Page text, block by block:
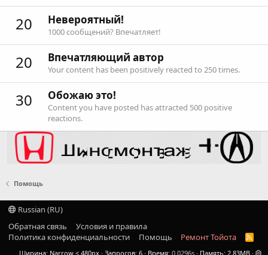
20 Невероятный!
1000 сообщений? Впечатляет!
20 Впечатляющий автор
Your content has been positively reacted to 250 times.
30 Обожаю это!
Content you have posted has attracted 500 positive
reactions.
Помощь
Russian (RU)
Обратная связь
Условия и правила
Политика конфиденциальности
Помощь Ремонт Тойота
R
S
S
Ширина Запросов 6 Время 0.0296s Память 2.83MB